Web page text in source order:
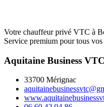
Votre chauffeur privé VTC à
Service premium pour tous vos
Aquitaine Business VTC
33700 Mérignac